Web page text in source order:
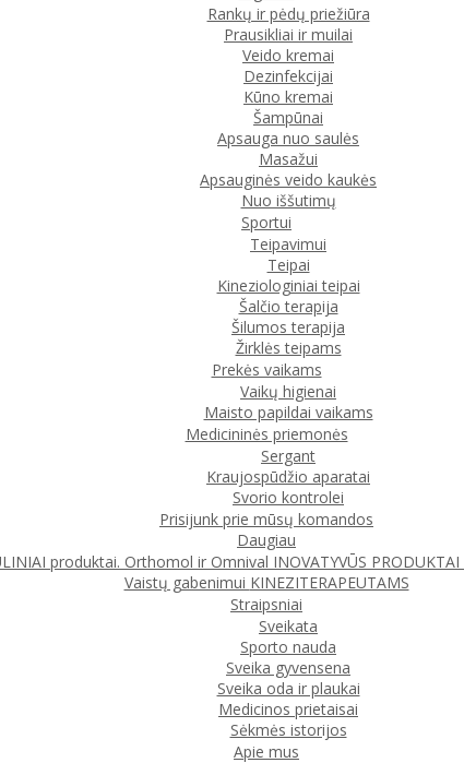
Rankų ir pėdų priežiūra
Prausikliai ir muilai
Veido kremai
Dezinfekcijai
Kūno kremai
Šampūnai
Apsauga nuo saulės
Masažui
Apsauginės veido kaukės
Nuo iššutimų
Sportui
Teipavimui
Teipai
Kineziologiniai teipai
Šalčio terapija
Šilumos terapija
Žirklės teipams
Prekės vaikams
Vaikų higienai
Maisto papildai vaikams
Medicininės priemonės
Sergant
Kraujospūdžio aparatai
Svorio kontrolei
Prisijunk prie mūsų komandos
Daugiau
produktai. Orthomol ir Omnival INOVATYVŪS PRODUKTAI
Vaistų gabenimui KINEZITERAPEUTAMS
Straipsniai
Sveikata
Sporto nauda
Sveika gyvensena
Sveika oda ir plaukai
Medicinos prietaisai
Sėkmės istorijos
Apie mus